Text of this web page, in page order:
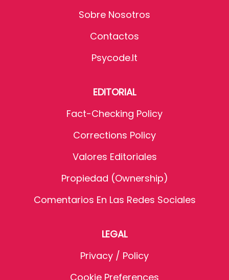
Sobre Nosotros
Contactos
Psycode.it
EDITORIAL
Fact-Checking Policy
Corrections Policy
Valores Editoriales
Propiedad (Ownership)
Comentarios En Las Redes Sociales
LEGAL
Privacy / Policy
Cookie Preferences